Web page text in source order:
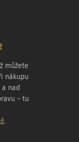
můžete
nákupu
a nad
– tu
.